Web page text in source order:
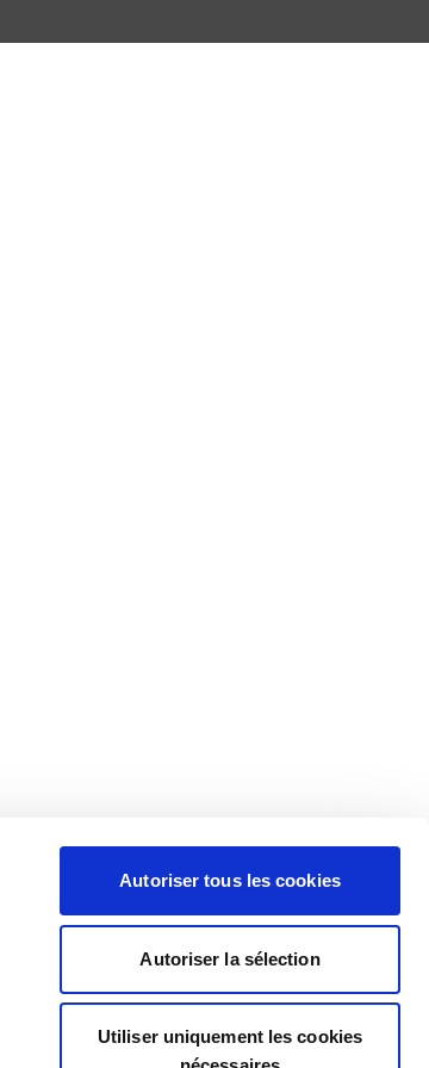
Autoriser tous les cookies
Autoriser la sélection
Utiliser uniquement les cookies